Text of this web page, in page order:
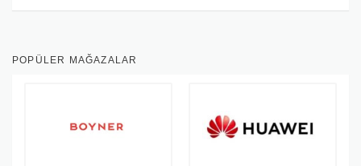
POPÜLER MAĞAZALAR